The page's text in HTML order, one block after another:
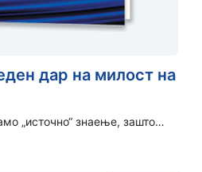
дар на милост на
„источно“ знаење, зашто…